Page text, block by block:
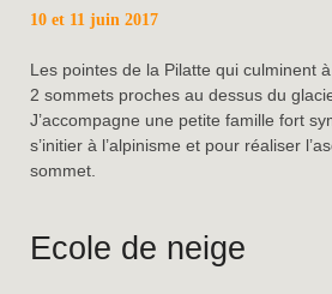
10 et 11 juin 2017
Les pointes de la Pilatte qui culminent
2 sommets proches au dessus du
J’accompagne une petite famille fort
s’initier à l’alpinisme et pour réaliser
sommet.
Ecole de neige